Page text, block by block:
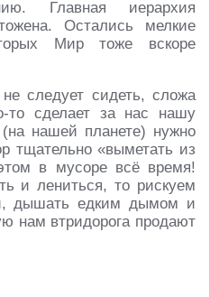
Главная иерархия
Остались мелкие
Мир тоже вскоре
следует сидеть, сложа
то сделает за нас нашу
нашей планете) нужно
тщательно «выметать из
в мусоре всё время!
и лениться, то рискуем
дышать едким дымом и
нам втридорога продают